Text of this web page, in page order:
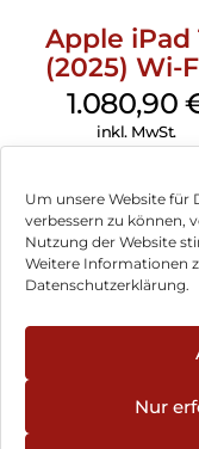
Um unsere Website für
verbessern zu können,
Nutzung der Website
Weitere Informationen
Datenschutzerklärung.
Nur
Apple iPad
(2025) Wi-
Cellular 512
Pink
1.080,90
inkl. MwSt.
Impressum
Hinweis zur